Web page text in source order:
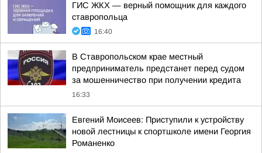
ГИС ЖКХ — верный помощник для каждого
ставропольца
16:40
В Ставропольском крае местный
предприниматель предстанет перед судом
за мошенничество при получении кредита
16:33
Евгений Моисеев: Приступили к устройству
новой лестницы к спортшколе имени Георгия
Романенко